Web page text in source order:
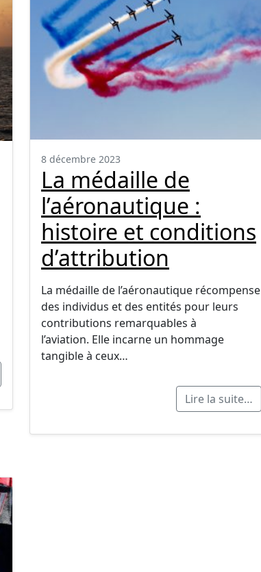
8 décembre 2023
La médaille de
l’aéronautique :
histoire et conditions
d’attribution
La médaille de l’aéronautique récompense
des individus et des entités pour leurs
contributions remarquables à
l’aviation. Elle incarne un hommage
tangible à ceux…
Lire la suite…